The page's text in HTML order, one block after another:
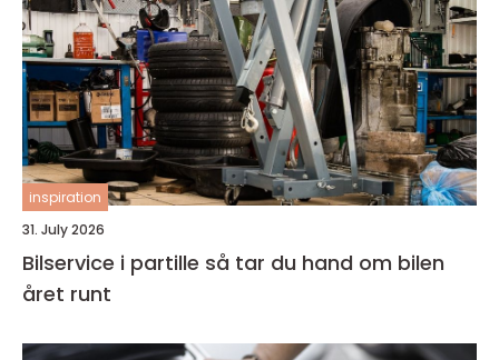
inspiration
31. July 2026
Bilservice i partille så tar du hand om bilen
året runt